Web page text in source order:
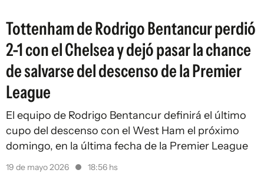
Tottenham de Rodrigo Bentancur perdió
2-1 con el Chelsea y dejó pasar la chance
de salvarse del descenso de la Premier
League
El equipo de Rodrigo Bentancur definirá el último
cupo del descenso con el West Ham el próximo
domingo, en la última fecha de la Premier League
19 de mayo 2026 18:56 hs